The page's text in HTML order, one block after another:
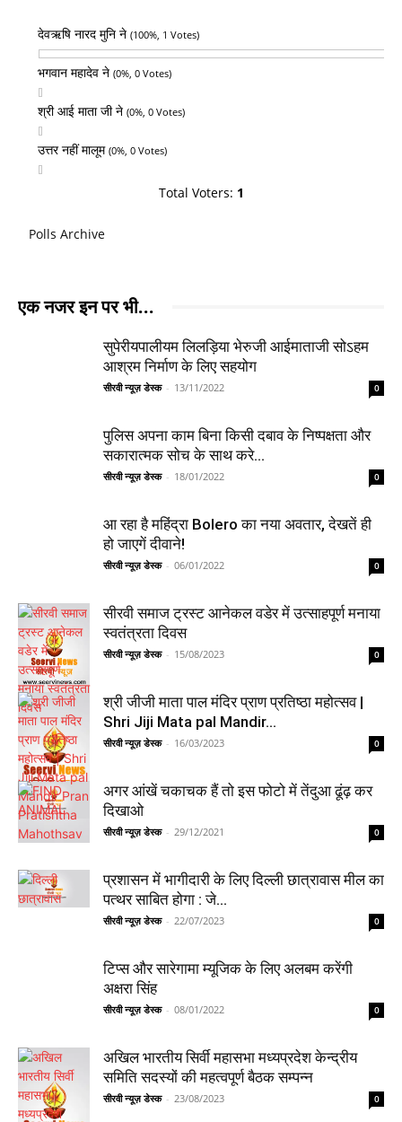
देवऋषि नारद मुनि ने (100%, 1 Votes)
भगवान महादेव ने (0%, 0 Votes)
श्री आई माता जी ने (0%, 0 Votes)
उत्तर नहीं मालूम (0%, 0 Votes)
Total Voters: 1
Polls Archive
एक नजर इन पर भी...
सुपेरीयपालीयम लिलड़िया भेरुजी आईमाताजी सोऽहम
आश्रम निर्माण के लिए सहयोग
सीरवी न्यूज़ डेस्क - 13/11/2022 0
पुलिस अपना काम बिना किसी दबाव के निष्पक्षता और
सकारात्मक सोच के साथ करे...
सीरवी न्यूज़ डेस्क - 18/01/2022 0
आ रहा है महिंद्रा Bolero का नया अवतार, देखतें ही
हो जाएगें दीवाने!
सीरवी न्यूज़ डेस्क - 06/01/2022 0
सीरवी समाज ट्रस्ट आनेकल वडेर में उत्साहपूर्ण मनाया
स्वतंत्रता दिवस
सीरवी न्यूज़ डेस्क - 15/08/2023 0
श्री जीजी माता पाल मंदिर प्राण प्रतिष्ठा महोत्सव |
Shri Jiji Mata pal Mandir...
सीरवी न्यूज़ डेस्क - 16/03/2023 0
अगर आंखें चकाचक हैं तो इस फोटो में तेंदुआ ढूंढ़ कर
दिखाओ
सीरवी न्यूज़ डेस्क - 29/12/2021 0
प्रशासन में भागीदारी के लिए दिल्ली छात्रावास मील का
पत्थर साबित होगा : जे...
सीरवी न्यूज़ डेस्क - 22/07/2023 0
टिप्स और सारेगामा म्यूजिक के लिए अलबम करेंगी
अक्षरा सिंह
सीरवी न्यूज़ डेस्क - 08/01/2022 0
अखिल भारतीय सिर्वी महासभा मध्यप्रदेश केन्द्रीय
समिति सदस्यों की महत्वपूर्ण बैठक सम्पन्न
सीरवी न्यूज़ डेस्क - 23/08/2023 0